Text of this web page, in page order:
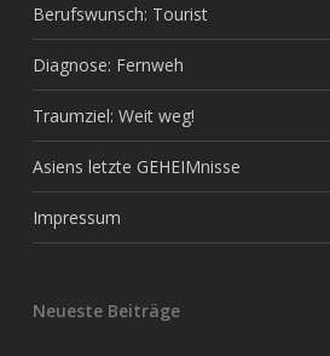
Berufswunsch: Tourist
Diagnose: Fernweh
Traumziel: Weit weg!
Asiens letzte GEHEIMnisse
Impressum
Neueste Beiträge